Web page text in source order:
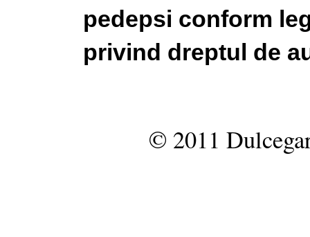
pedepsi conform
privind dreptul de
© 2011